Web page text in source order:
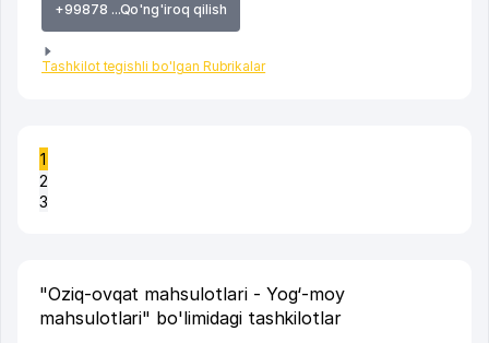
+99878 ...Qo'ng'iroq qilish
Tashkilot tegishli bo'lgan Rubrikalar
1
2
3
"Oziq-ovqat mahsulotlari - Yog‘-moy
mahsulotlari" bo'limidagi tashkilotlar